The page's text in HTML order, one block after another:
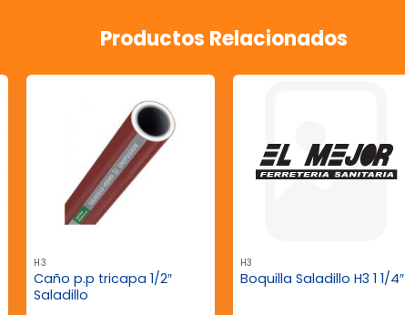
Productos Relacionados
H3
Caño p.p tricapa 1/2″
Saladillo
H3
Boquilla Saladillo H3 1 1/4″